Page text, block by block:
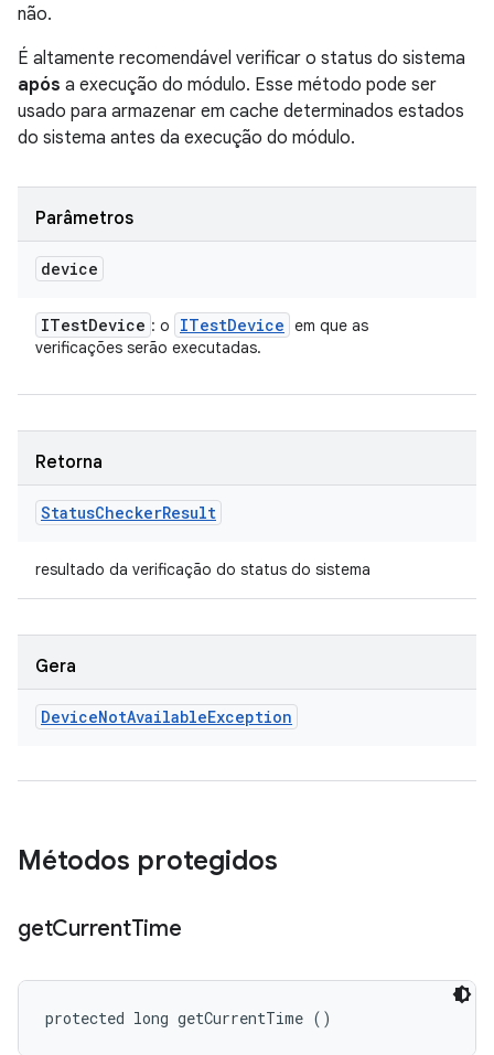
não.
É altamente recomendável verificar o status do sistema
após a execução do módulo. Esse método pode ser
usado para armazenar em cache determinados estados
do sistema antes da execução do módulo.
Parâmetros
device
ITestDevice : o ITestDevice em que as
verificações serão executadas.
Retorna
StatusCheckerResult
resultado da verificação do status do sistema
Gera
DeviceNotAvailableException
Métodos protegidos
getCurrentTime
protected long getCurrentTime ()